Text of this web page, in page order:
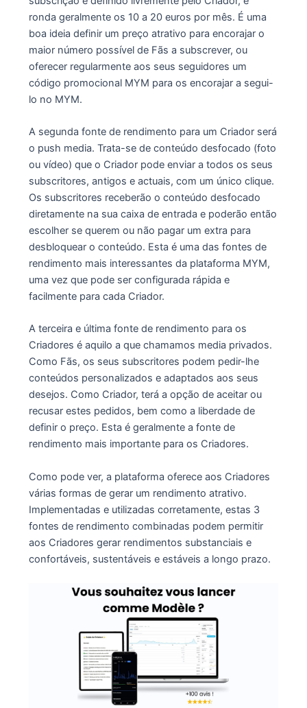
ronda geralmente os 10 a 20 euros por mês. É uma
boa ideia definir um preço atrativo para encorajar o
maior número possível de Fãs a subscrever, ou
oferecer regularmente aos seus seguidores um
código promocional MYM para os encorajar a segui-
lo no MYM.
A segunda fonte de rendimento para um Criador será
o push media. Trata-se de conteúdo desfocado (foto
ou vídeo) que o Criador pode enviar a todos os seus
subscritores, antigos e actuais, com um único clique.
Os subscritores receberão o conteúdo desfocado
diretamente na sua caixa de entrada e poderão então
escolher se querem ou não pagar um extra para
desbloquear o conteúdo. Esta é uma das fontes de
rendimento mais interessantes da plataforma MYM,
uma vez que pode ser configurada rápida e
facilmente para cada Criador.
A terceira e última fonte de rendimento para os
Criadores é aquilo a que chamamos media privados.
Como Fãs, os seus subscritores podem pedir-lhe
conteúdos personalizados e adaptados aos seus
desejos. Como Criador, terá a opção de aceitar ou
recusar estes pedidos, bem como a liberdade de
definir o preço. Esta é geralmente a fonte de
rendimento mais importante para os Criadores.
Como pode ver, a plataforma oferece aos Criadores
várias formas de gerar um rendimento atrativo.
Implementadas e utilizadas corretamente, estas 3
fontes de rendimento combinadas podem permitir
aos Criadores gerar rendimentos substanciais e
confortáveis, sustentáveis e estáveis a longo prazo.